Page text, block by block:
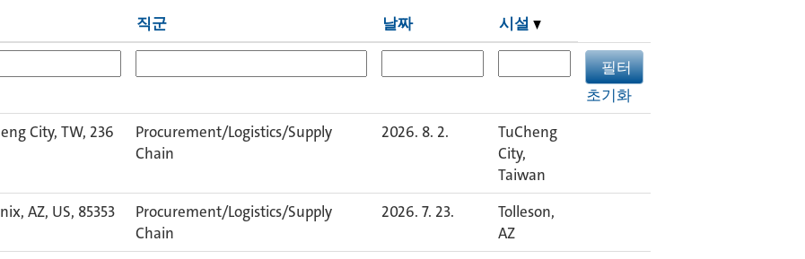
직군 날짜 시설
초기화
City, TW, 236
Procurement/Logistics/Supply
Chain
2026. 8. 2.
TuCheng
City,
Taiwan
AZ, US, 85353
Procurement/Logistics/Supply
Chain
2026. 7. 23.
Tolleson,
AZ